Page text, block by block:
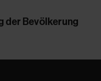
der Bevölkerung